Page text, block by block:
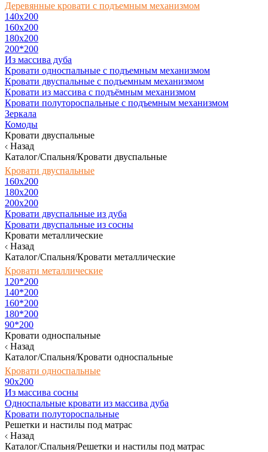
Деревянные кровати с подъемным механизмом
140x200
160х200
180х200
200*200
Из массива дуба
Кровати односпальные с подъемным механизмом
Кровати двуспальные с подъемным механизмом
Кровати из массива с подъёмным механизмом
Кровати полутороспальные с подъемным механизмом
Зеркала
Комоды
Кровати двуспальные
Назад
Каталог/Спальня/Кровати двуспальные
Кровати двуспальные
160х200
180x200
200x200
Кровати двуспальные из дуба
Кровати двуспальные из сосны
Кровати металлические
Назад
Каталог/Спальня/Кровати металлические
Кровати металлические
120*200
140*200
160*200
180*200
90*200
Кровати односпальные
Назад
Каталог/Спальня/Кровати односпальные
Кровати односпальные
90х200
Из массива сосны
Односпальные кровати из массива дуба
Кровати полутороспальные
Решетки и настилы под матрас
Назад
Каталог/Спальня/Решетки и настилы под матрас